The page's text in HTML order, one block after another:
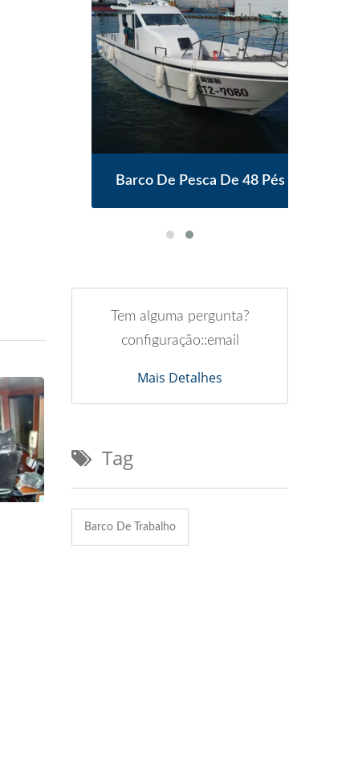
Barco De Pesca De 48 Pés
Tem alguma pergunta?
configuração::email
Mais Detalhes
Tag
Barco De Trabalho